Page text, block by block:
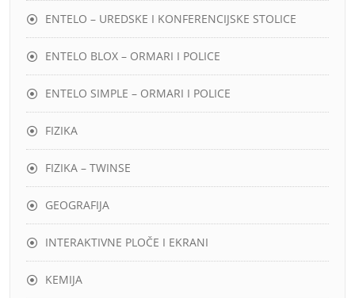
ENTELO – UREDSKE I KONFERENCIJSKE STOLICE
ENTELO BLOX – ORMARI I POLICE
ENTELO SIMPLE – ORMARI I POLICE
FIZIKA
FIZIKA – TWINSE
GEOGRAFIJA
INTERAKTIVNE PLOČE I EKRANI
KEMIJA